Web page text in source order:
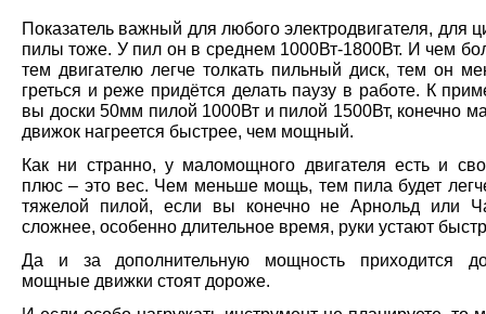
Показатель важный для любого электродвигателя, для
пилы тоже. У пил он в среднем 1000Вт-1800Вт. И чем
тем двигателю легче толкать пильный диск, тем он
греться и реже придётся делать паузу в работе. К
вы доски 50мм пилой 1000Вт и пилой 1500Вт, конечно
движок нагреется быстрее, чем мощный.
Как ни странно, у маломощного двигателя есть и
плюс – это вес. Чем меньше мощь, тем пила будет
тяжелой пилой, если вы конечно не Арнольд или
сложнее, особенно длительное время, руки устают
Да и за дополнительную мощность приходится
мощные движки стоят дороже.